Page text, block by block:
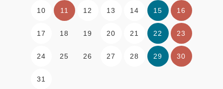
10 11 12 13 14 15 16
17 18 19 20 21 22 23
24 25 26 27 28 29 30
31